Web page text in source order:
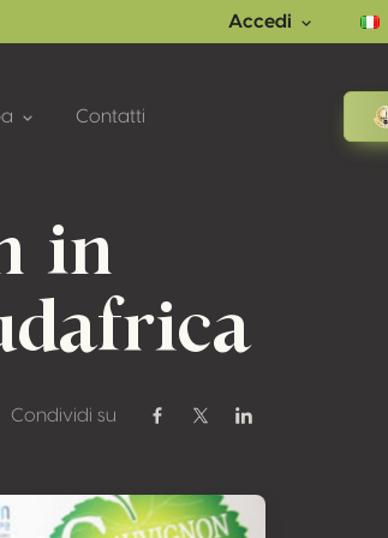
Accedi
Contatti
in
Condividi su
Condividi su Facebook
Condividi su Twitter / X
Condividi su